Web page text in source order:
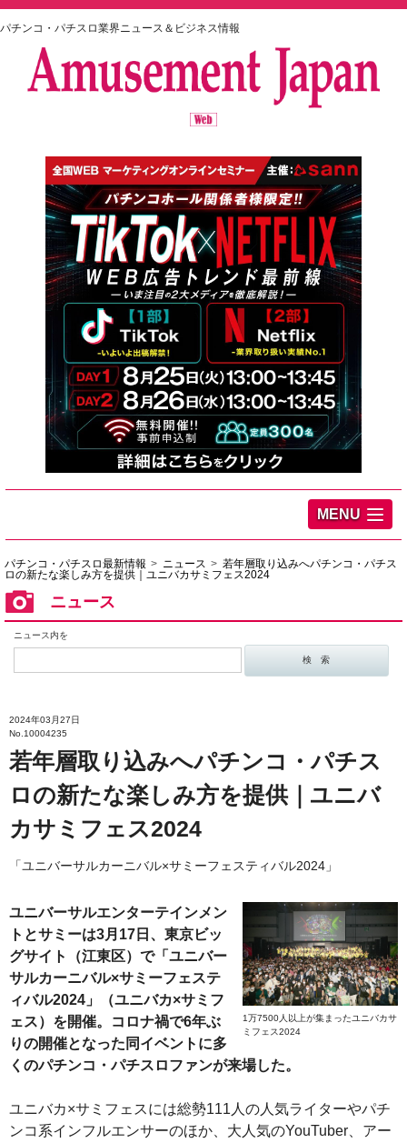
パチンコ・パチスロ業界ニュース＆ビジネス情報
MENU
パチンコ・パチスロ最新情報 ニュース
若年層取り込みへパチンコ・パチス
ロの新たな楽しみ方を提供｜ユニバカサミフェス2024
ニュース
ニュース内を
2024年03月27日
No.10004235
若年層取り込みへパチンコ・パチス
ロの新たな楽しみ方を提供｜ユニバ
カサミフェス2024
「ユニバーサルカーニバル×サミーフェスティバル2024」
1万7500人以上が集まったユニバカサ
ミフェス2024
ユニバーサルエンターテインメン
トとサミーは3月17日、東京ビッ
グサイト（江東区）で「ユニバー
サルカーニバル×サミーフェステ
ィバル2024」（ユニバカ×サミフ
ェス）を開催。コロナ禍で6年ぶ
りの開催となった同イベントに多
くのパチンコ・パチスロファンが来場した。
ユニバカ×サミフェスには総勢111人の人気ライターやパチ
ンコ系インフルエンサーのほか、大人気のYouTuber、アー